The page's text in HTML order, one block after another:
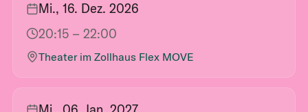
Mi., 16. Dez. 2026
20:15 – 22:00
Theater im Zollhaus Flex MOVE